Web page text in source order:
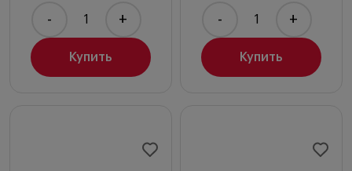
Купить
- +
Купить
- +